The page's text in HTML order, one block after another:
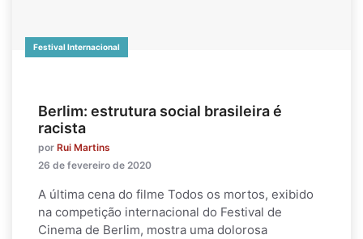
Festival Internacional
Berlim: estrutura social brasileira é
racista
por Rui Martins
26 de fevereiro de 2020
A última cena do filme Todos os mortos, exibido
na competição internacional do Festival de
Cinema de Berlim, mostra uma dolorosa